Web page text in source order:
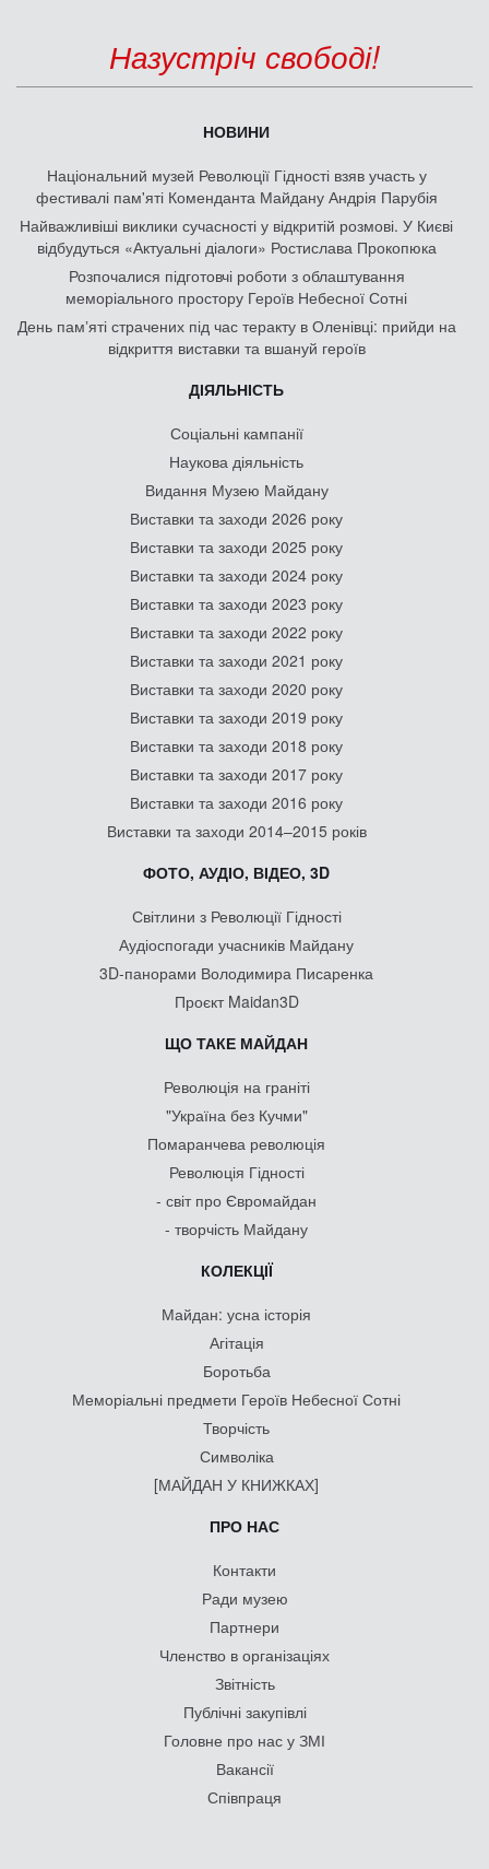
Назустріч свободі!
НОВИНИ
Національний музей Революції Гідності взяв участь у
фестивалі пам'яті Коменданта Майдану Андрія Парубія
Найважливіші виклики сучасності у відкритій розмові. У Києві
відбудуться «Актуальні діалоги» Ростислава Прокопюка
Розпочалися підготовчі роботи з облаштування
меморіального простору Героїв Небесної Сотні
День памʼяті страчених під час теракту в Оленівці: прийди на
відкриття виставки та вшануй героїв
ДІЯЛЬНІСТЬ
Соціальні кампанії
Наукова діяльність
Видання Музею Майдану
Виставки та заходи 2026 року
Виставки та заходи 2025 року
Виставки та заходи 2024 року
Виставки та заходи 2023 року
Виставки та заходи 2022 року
Виставки та заходи 2021 року
Виставки та заходи 2020 року
Виставки та заходи 2019 року
Виставки та заходи 2018 року
Виставки та заходи 2017 року
Виставки та заходи 2016 року
Виставки та заходи 2014–2015 років
ФОТО, АУДІО, ВІДЕО, 3D
Світлини з Революції Гідності
Аудіоспогади учасників Майдану
3D-панорами Володимира Писаренка
Проєкт Maidan3D
ЩО ТАКЕ МАЙДАН
Революція на граніті
"Україна без Кучми"
Помаранчева революція
Революція Гідності
- світ про Євромайдан
- творчість Майдану
КОЛЕКЦІЇ
Майдан: усна історія
Агітація
Боротьба
Меморіальні предмети Героїв Небесної Сотні
Творчість
Символіка
[МАЙДАН У КНИЖКАХ]
ПРО НАС
Контакти
Ради музею
Партнери
Членство в організаціях
Звітність
Публічні закупівлі
Головне про нас у ЗМІ
Вакансії
Співпраця